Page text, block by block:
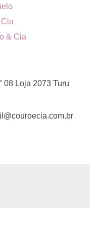
& Cia
08 Loja 2073 Turu